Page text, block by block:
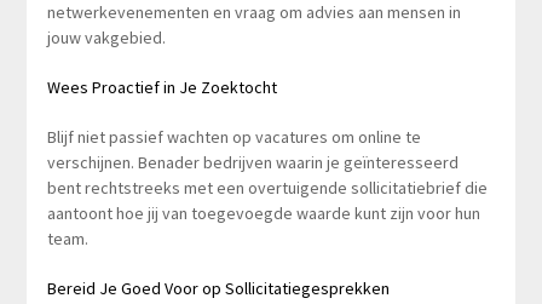
netwerkevenementen en vraag om advies aan mensen in
jouw vakgebied.
Wees Proactief in Je Zoektocht
Blijf niet passief wachten op vacatures om online te
verschijnen. Benader bedrijven waarin je geïnteresseerd
bent rechtstreeks met een overtuigende sollicitatiebrief die
aantoont hoe jij van toegevoegde waarde kunt zijn voor hun
team.
Bereid Je Goed Voor op Sollicitatiegesprekken